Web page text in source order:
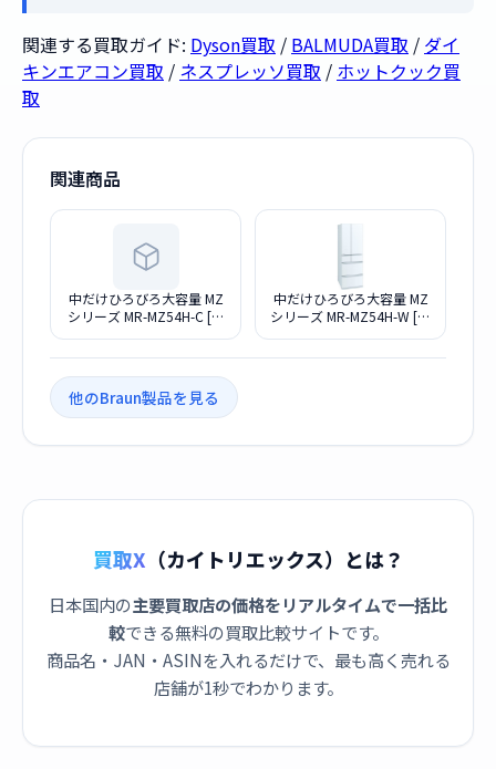
関連する買取ガイド: Dyson買取 / BALMUDA買取 / ダイ
キンエアコン買取 / ネスプレッソ買取 / ホットクック買
取
関連商品
中だけひろびろ大容量 MZ
シリーズ MR-MZ54H-C [グ
中だけひろびろ大容量 MZ
シリーズ MR-MZ54H-W [ク
他のBraun製品を見る
買取X （カイトリエックス）とは？
日本国内の主要買取店の価格をリアルタイムで一括比
較できる無料の買取比較サイトです。
商品名・JAN・ASINを入れるだけで、最も高く売れる
店舗が1秒でわかります。